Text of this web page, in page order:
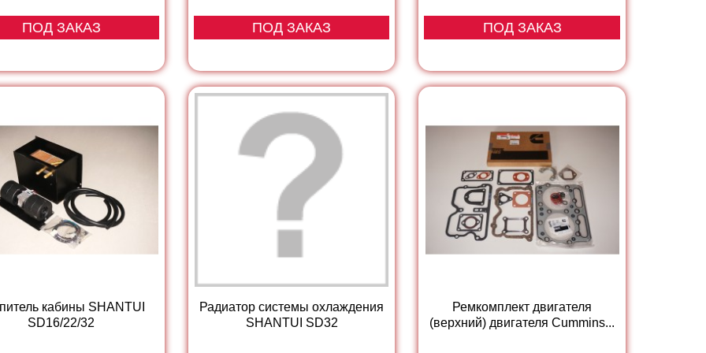
ПОД ЗАКАЗ ПОД ЗАКАЗ ПОД ЗАКАЗ
кабины SHANTUI
SD16/22/32
Радиатор системы охлаждения
SHANTUI SD32
Ремкомплект двигателя
(верхний) двигателя Cummins...